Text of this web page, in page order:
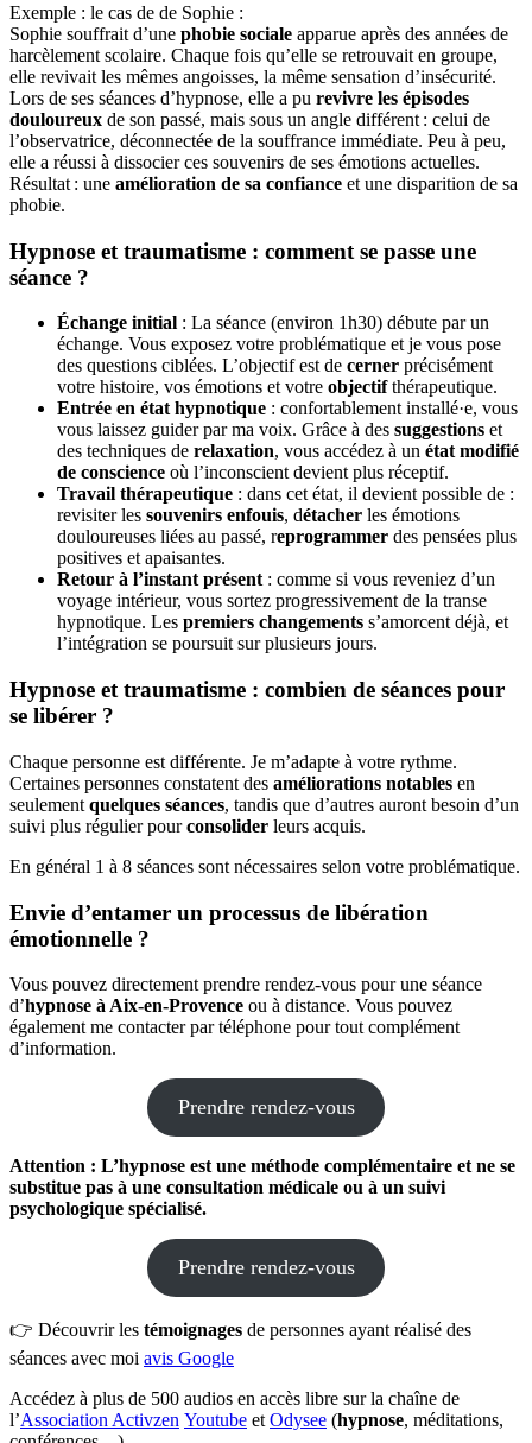
Exemple : le cas de de Sophie :
Sophie souffrait d’une phobie sociale apparue après des années de
harcèlement scolaire. Chaque fois qu’elle se retrouvait en groupe,
elle revivait les mêmes angoisses, la même sensation d’insécurité.
Lors de ses séances d’hypnose, elle a pu revivre les épisodes
douloureux de son passé, mais sous un angle différent : celui de
l’observatrice, déconnectée de la souffrance immédiate. Peu à peu,
elle a réussi à dissocier ces souvenirs de ses émotions actuelles.
Résultat : une amélioration de sa confiance et une disparition de sa
phobie.
Hypnose et traumatisme : comment se passe une
séance ?
Échange initial : La séance (environ 1h30) débute par un
échange. Vous exposez votre problématique et je vous pose
des questions ciblées. L’objectif est de cerner précisément
votre histoire, vos émotions et votre objectifthérapeutique.
Entrée en état hypnotique : confortablement installé·e, vous
vous laissez guider par ma voix. Grâce à des suggestions et
des techniques de relaxation, vous accédez à un état modifié
de conscience où l’inconscient devient plus réceptif.
Travail thérapeutique : dans cet état, il devient possible de :
revisiter les souvenirs enfouis, détacher les émotions
douloureuses liées au passé, reprogrammer des pensées plus
positives et apaisantes.
Retour à l’instant présent : comme si vous reveniez d’un
voyage intérieur, vous sortez progressivement de la transe
hypnotique. Les premiers changements s’amorcent déjà, et
l’intégration se poursuit sur plusieurs jours.
Hypnose et traumatisme : combien de séances pour
se libérer ?
Chaque personne est différente. Je m’adapte à votre rythme.
Certaines personnes constatent des améliorations notables en
seulement quelques séances, tandis que d’autres auront besoin d’un
suivi plus régulier pourconsolider leurs acquis.
En général 1 à 8 séances sont nécessaires selon votre problématique.
Envie d’entamer un processus de libération
émotionnelle ?
Vous pouvez directement prendre rendez-vous pour une séance
d’hypnose à Aix-en-Provence ou à distance. Vous pouvez
également me contacter par téléphone pour tout complément
d’information.
Prendre rendez-vous
Attention : L’hypnose est une méthode complémentaire et ne se
substitue pas à une consultation médicale ou à un suivi
psychologique spécialisé.
Prendre rendez-vous
👉 Découvrir les témoignages de personnes ayant réalisé des
séances avec moi avis Google
Accédez à plus de 500 audios en accès libre sur la chaîne de
l’Association Activzen Youtube et Odysee (hypnose, méditations,